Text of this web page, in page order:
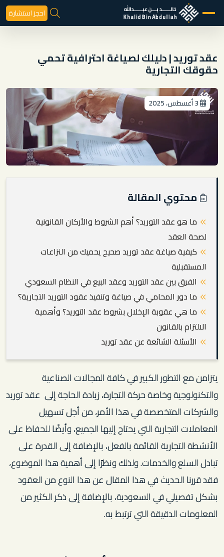
احجز استشارة
عقد توريد | دليلك لصياغة احترافية تحمي
حقوقك التجارية
محتوي المقالة
ما هو عقد التوريد؟ أهم الشروط والأركان القانونية
لصحة العقد
كيفية صياغة عقد توريد صحيح يحميك من النزاعات
المستقبلية
الفرق بين عقد التوريد وعقد البيع في النظام السعودي
ما دور المحامي في صياغة وتنفيذ عقود التوريد التجارية؟
ما هي عقوبة الإخلال بشروط عقد التوريد؟ وأهمية
الالتزام بالقانون
الأسئلة الشائعة عن عقد توريد
يتزامن مع التطور الكبير في كافة المجالات الصناعية
والتكنولوجية وخاصة حركة التجارة، زيادة الحاجة إلى عقد توريد
والشركات المتخصصة في هذا الأمر، من أجل تسهيل
المعاملات التجارية التي يحتاج إليها الجميع، وأيضًا للحفاظ على
الأنشطة التجارية القائمة بالفعل، بالإضافة إلى القدرة على
تبادل السلع والخدمات. ولذلك ونظرًا إلى أهمية هذا الموضوع،
فقد قررنا الحديث في هذا المقال عن هذا النوع من العقود
بشكل تفصيلي في السعودية، بالإضافة إلى ذكر الكثير من
المعلومات الدقيقة التي ترتبط به.